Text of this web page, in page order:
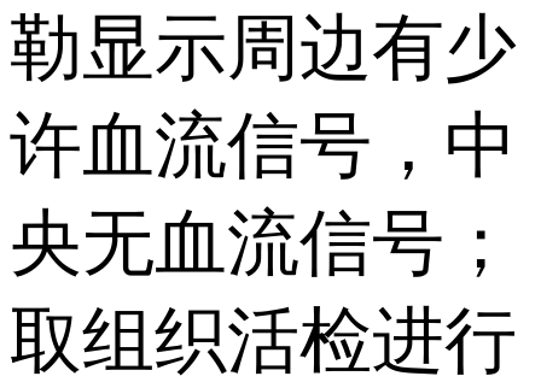
勒显示周边有少
许血流信号，中
央无血流信号；
取组织活检进行